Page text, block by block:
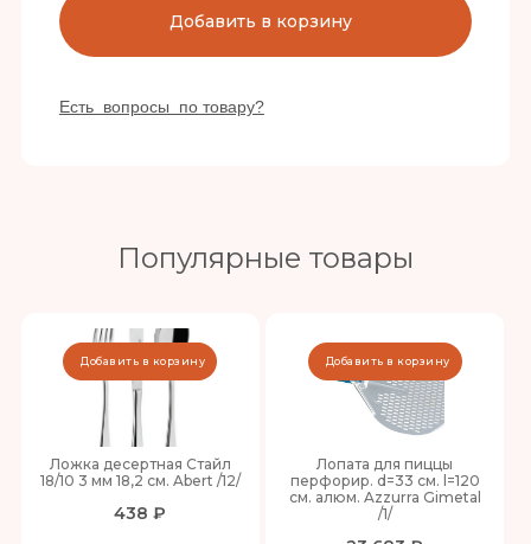
Добавить в корзину
Есть вопросы по товару?
Популярные товары
Ложка десертная Стайл
18/10 3 мм 18,2 см. Abert /12/
438 ₽
Добавить в корзину
Лопата для пиццы
перфорир. d=33 см. l=120
см. алюм. Azzurra Gimetal
/1/
Добавить в корзину